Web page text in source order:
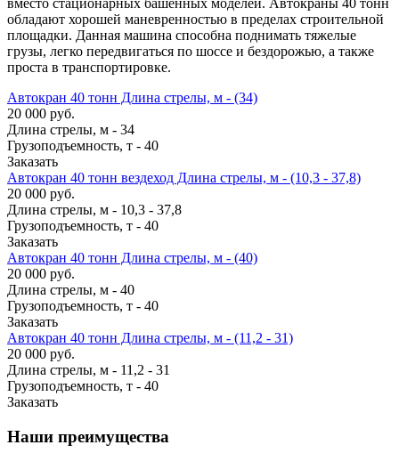
обладают хорошей маневренностью в пределах строительной
площадки. Данная машина способна поднимать тяжелые
грузы, легко передвигаться по шоссе и бездорожью, а также
проста в транспортировке.
Автокран 40 тонн Длина стрелы, м - (34)
20 000 руб.
Длина стрелы, м - 34
Грузоподъемность, т - 40
Заказать
Автокран 40 тонн вездеход Длина стрелы, м - (10,3 - 37,8)
20 000 руб.
Длина стрелы, м - 10,3 - 37,8
Грузоподъемность, т - 40
Заказать
Автокран 40 тонн Длина стрелы, м - (40)
20 000 руб.
Длина стрелы, м - 40
Грузоподъемность, т - 40
Заказать
Автокран 40 тонн Длина стрелы, м - (11,2 - 31)
20 000 руб.
Длина стрелы, м - 11,2 - 31
Грузоподъемность, т - 40
Заказать
Наши преимущества